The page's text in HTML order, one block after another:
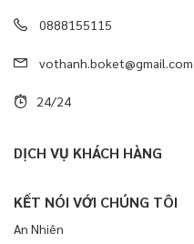
0888155115
vothanh.boket@gmail.com
24/24
DỊCH VỤ KHÁCH HÀNG
KẾT NÓI VỚI CHÚNG TÔI
An Nhiên